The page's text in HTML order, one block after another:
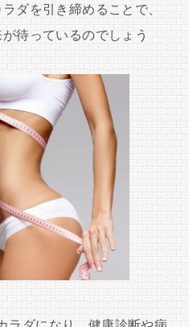
ダを引き締めることで、
待っているのでしょう